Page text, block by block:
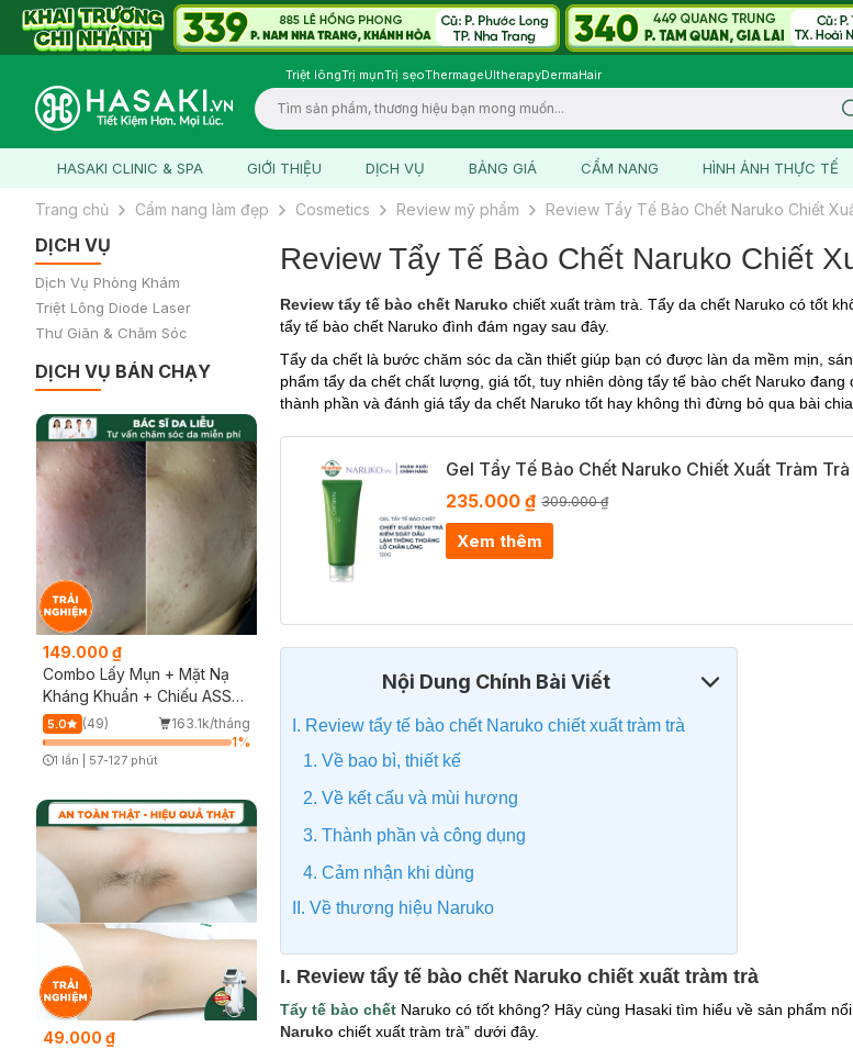
Triệt lôngTrị mụnTrị sẹoThermageUltherapyDermaHair
Logo
HASAKI CLINIC & SPA GIỚI THIỆU DỊCH VỤ BẢNG GIÁ CẨM NANG HÌNH ẢNH THỰC TẾ
Trang chủ Cẩm nang làm đẹp Cosmetics Review mỹ phẩm Review Tẩy Tế Bào Chết Naruko Chiết
DỊCH VỤ
Dịch Vụ Phòng Khám
Triệt Lông Diode Laser
Thư Giãn & Chăm Sóc
DỊCH VỤ BÁN CHẠY
149.000 ₫
Combo Lấy Mụn + Mặt Nạ
Kháng Khuẩn + Chiếu ASSH
(Trải nghiệm)
5.0 (49)
163.1k/tháng
1%
1 lần 57-127 phút
49.000 ₫
Review Tẩy Tế Bào Chết Naruko Chiết
Review tẩy tế bào chết Naruko chiết xuất tràm trà. Tẩy da chết Naruko có tốt
tẩy tế bào chết Naruko đình đám ngay sau đây.
Tẩy da chết là bước chăm sóc da cần thiết giúp bạn có được làn da mềm mịn,
phẩm tẩy da chết chất lượng, giá tốt, tuy nhiên dòng tẩy tế bào chết Naruko
thành phần và đánh giá tẩy da chết Naruko tốt hay không thì đừng bỏ qua bài
Gel Tẩy Tế Bào Chết Naruko Chiết Xuất Tràm
235.000 ₫ 309.000 ₫
Xem thêm
Nội Dung Chính Bài Viết
I. Review tẩy tế bào chết Naruko chiết xuất tràm trà
1. Về bao bì, thiết kế
2. Về kết cấu và mùi hương
3. Thành phần và công dụng
4. Cảm nhận khi dùng
II. Về thương hiệu Naruko
I. Review tẩy tế bào chết Naruko chiết xuất tràm trà
Tẩy tế bào chết Naruko có tốt không? Hãy cùng Hasaki tìm hiểu về sản phẩm
Naruko chiết xuất tràm trà” dưới đây.